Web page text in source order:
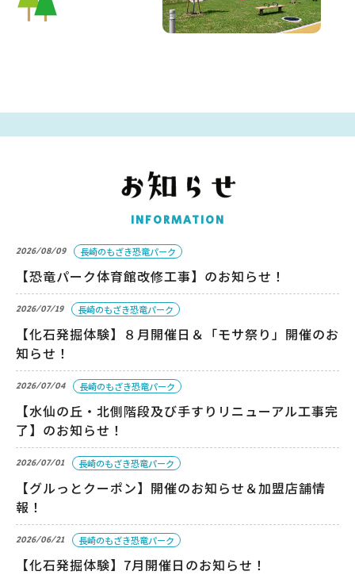
INFORMATION
2026/08/09 長崎のもざき恐竜パーク
【恐竜パーク体育館改修工事】のお知らせ！
2026/07/19 長崎のもざき恐竜パーク
【化石発掘体験】８月開催日＆「モサ祭り」開催のお
知らせ！
2026/07/04 長崎のもざき恐竜パーク
【水仙の丘・北側階段及び手すりリニューアル工事完
了】のお知らせ！
2026/07/01 長崎のもざき恐竜パーク
【グルっとクーポン】開催のお知らせ＆加盟店舗情
報！
2026/06/21 長崎のもざき恐竜パーク
【化石発掘体験】7月開催日のお知らせ！